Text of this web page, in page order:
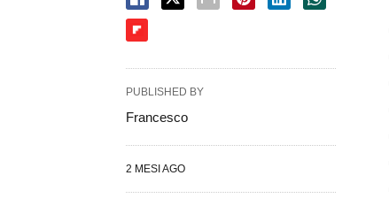
PUBLISHED BY
Francesco
2 MESI AGO